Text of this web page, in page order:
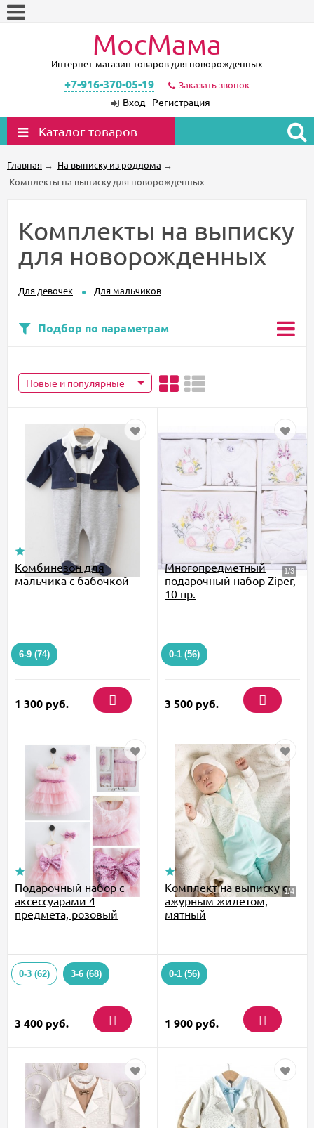
МосМама
Интернет-магазин товаров для новорожденных
+7-916-370-05-19 Заказать звонок
Вход Регистрация
Каталог товаров
Главная → На выписку из роддома →
Комплекты на выписку для новорожденных
Комплекты на выписку
для новорожденных
Для девочек Для мальчиков
Подбор по параметрам
Новые и популярные
Комбинезон для
мальчика с бабочкой
6-9 (74)
1 300 руб.
Многопредметный
подарочный набор Ziper,
10 пр.
0-1 (56)
3 500 руб.
Подарочный набор с
аксессуарами 4
предмета, розовый
0-3 (62) 3-6 (68)
3 400 руб.
Комплект на выписку с
ажурным жилетом,
мятный
0-1 (56)
1 900 руб.